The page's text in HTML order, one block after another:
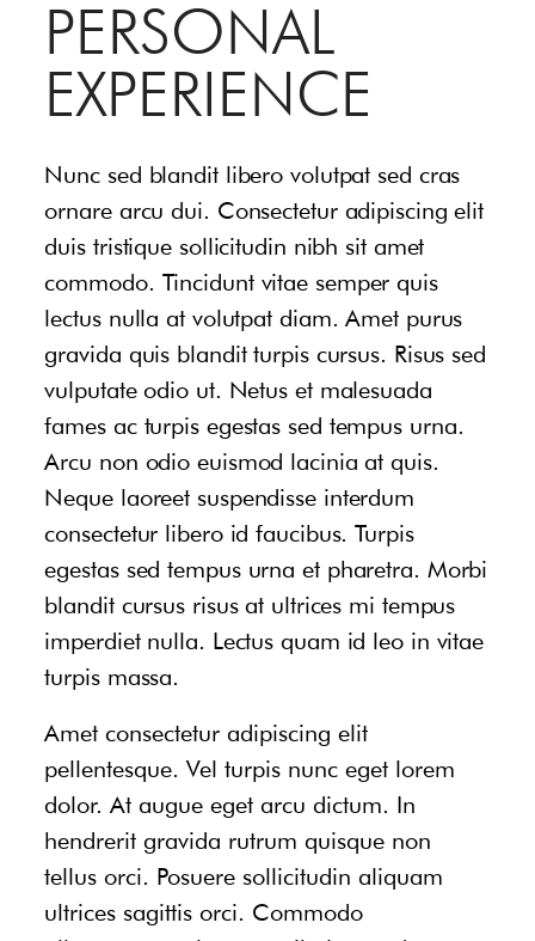
PERSONAL
EXPERIENCE
Nunc sed blandit libero volutpat sed cras
ornare arcu dui. Consectetur adipiscing elit
duis tristique sollicitudin nibh sit amet
commodo. Tincidunt vitae semper quis
lectus nulla at volutpat diam. Amet purus
gravida quis blandit turpis cursus. Risus sed
vulputate odio ut. Netus et malesuada
fames ac turpis egestas sed tempus urna.
Arcu non odio euismod lacinia at quis.
Neque laoreet suspendisse interdum
consectetur libero id faucibus. Turpis
egestas sed tempus urna et pharetra. Morbi
blandit cursus risus at ultrices mi tempus
imperdiet nulla. Lectus quam id leo in vitae
turpis massa.
Amet consectetur adipiscing elit
pellentesque. Vel turpis nunc eget lorem
dolor. At augue eget arcu dictum. In
hendrerit gravida rutrum quisque non
tellus orci. Posuere sollicitudin aliquam
ultrices sagittis orci. Commodo